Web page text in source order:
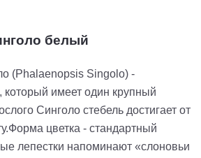
белый
(Phalaenopsis Singolo) -
который имеет один крупный
Синголо стебель достигает от
цветка - стандартный
лепестки напоминают «слоновьи